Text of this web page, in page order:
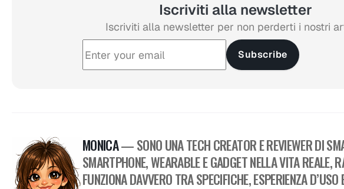
Iscriviti alla newsletter
Iscriviti alla newsletter per non perderti i nostri
Subscribe
MONICA— SONO UNA TECH CREATOR E REVIEWER DI
SMARTPHONE, WEARABLE E GADGET NELLA VITA REALE,
FUNZIONA DAVVERO TRA SPECIFICHE, ESPERIENZA D’USO